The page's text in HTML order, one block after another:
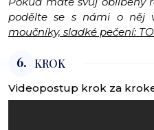
podělte se s námi o něj
moučníky, sladké pečení:
6. KROK
Videopostup krok za